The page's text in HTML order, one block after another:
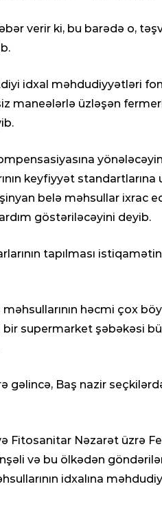
verir ki, bu barədə o,
idxal məhdudiyyətləri
maneələrlə üzləşən
keyfiyyət standartlarına
belə məhsullar ixrac
göstəriləcəyini deyib.
tapılması
həcmi çox
bir supermarket şəbəkəsi
gəlincə, Baş nazir
Fitosanitar Nəzarət üzrə
və bu ölkədən
idxalına